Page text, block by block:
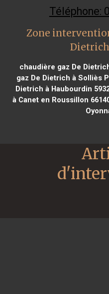
Téléphone:
Zone
chaudière gaz De
gaz De Dietrich à Solliès
Dietrich à Haubourdin
à Canet en Roussillon